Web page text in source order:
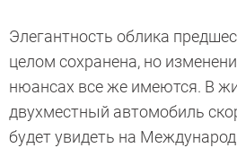
Элегантность облика
целом сохранена, но
нюансах все же имеются. В
двухместный автомобиль
будет увидеть на